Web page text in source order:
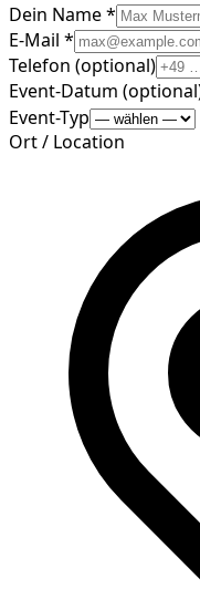
Dein Name *
E-Mail *
Telefon (optional)
Event-Datum
Event-Typ
Ort / Location